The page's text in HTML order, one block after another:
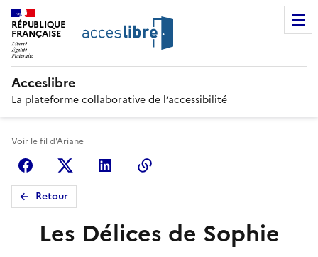
RÉPUBLIQUE
FRANÇAISE
Acceslibre
La plateforme collaborative de l’accessibilité
Voir le fil d'Ariane
FacebookX (anciennement Twitter)
Linkedin
Retour
Les Délices de Sophie